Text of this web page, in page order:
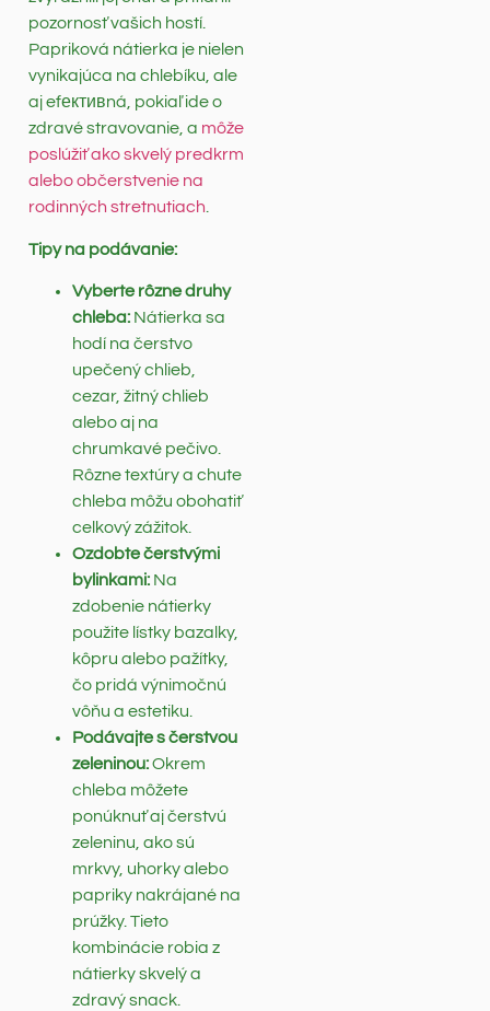
pozornosť vašich hostí.
Papriková nátierka je nielen
vynikajúca na chlebíku, ale
aj efективná, pokiaľ ide o
zdravé stravovanie, a môže
poslúžiť ako skvelý predkrm
alebo občerstvenie na
rodinných stretnutiach.
Tipy na podávanie:
Vyberte rôzne druhy
chleba: Nátierka sa
hodí na čerstvo
upečený chlieb,
cezar, žitný chlieb
alebo aj na
chrumkavé pečivo.
Rôzne textúry a chute
chleba môžu obohatiť
celkový zážitok.
Ozdobte čerstvými
bylinkami: Na
zdobenie nátierky
použite lístky bazalky,
kôpru alebo pažítky,
čo pridá výnimočnú
vôňu a estetiku.
Podávajte s čerstvou
zeleninou:Okrem
chleba môžete
ponúknuť aj čerstvú
zeleninu, ako sú
mrkvy, uhorky alebo
papriky nakrájané na
prúžky. Tieto
kombinácie robia z
nátierky skvelý a
zdravý snack.